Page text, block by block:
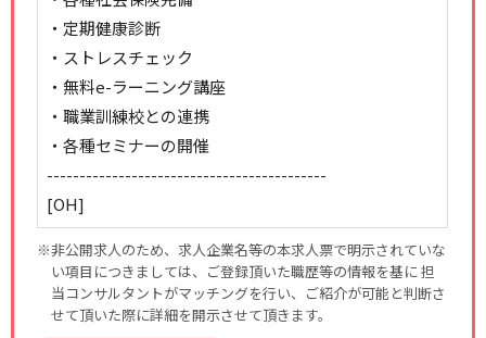
・定期健康診断
・ストレスチェック
・無料e-ラーニング講座
・職業訓練校との連携
・各種セミナーの開催
-------------------------------------------
[OH]
※非公開求人のため、求人企業名等の本求人票で明示されていな
い項目につきましては、ご登録頂いた職歴等の情報を基に 担
当コンサルタントがマッチングを行い、ご紹介が可能と判断さ
せて頂いた際に詳細を開示させて頂きます。